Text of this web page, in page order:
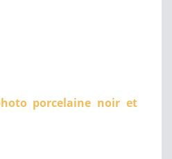
porcelaine noir et